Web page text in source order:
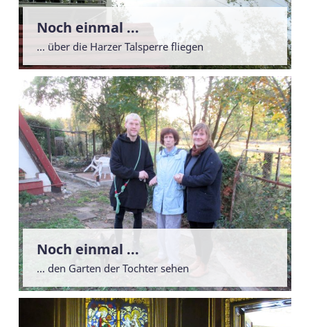
Noch einmal ...
... über die Harzer Talsperre fliegen
Noch einmal ...
... den Garten der Tochter sehen